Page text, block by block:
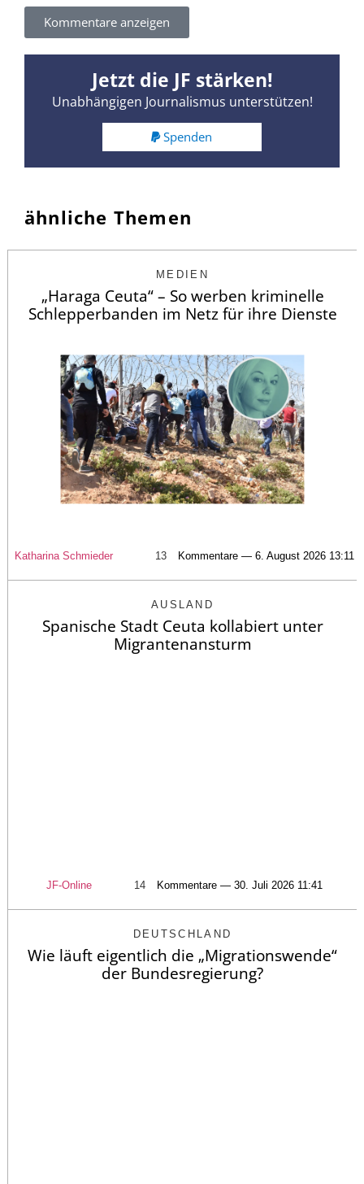
Kommentare anzeigen
Jetzt die JF stärken!
Unabhängigen Journalismus unterstützen!
Spenden
ähnliche Themen
MEDIEN
„Haraga Ceuta“ – So werben kriminelle
Schlepperbanden im Netz für ihre Dienste
Katharina Schmieder 13 Kommentare — 6. August 2026 13:11
AUSLAND
Spanische Stadt Ceuta kollabiert unter
Migrantenansturm
JF-Online 14 Kommentare — 30. Juli 2026 11:41
DEUTSCHLAND
Wie läuft eigentlich die „Migrationswende“
der Bundesregierung?